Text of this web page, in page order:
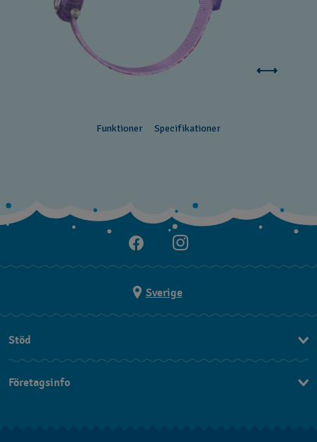
Funktioner Specifikationer
Sverige
Stöd
FAQ
Företagsinfo